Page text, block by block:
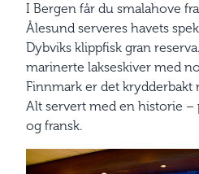
I Bergen får du smalahove
Ålesund serveres havets
Dybviks klippfisk gran
marinerte lakseskiver med
Finnmark er det krydderbakt
Alt servert med en historie –
og fransk.